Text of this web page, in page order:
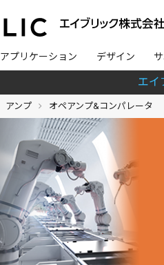
アプリケーション デザイン
エイ
アンプ オペアンプ&コンパレータ